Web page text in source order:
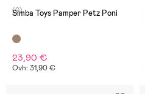
(0)
Simba Toys Pamper Petz Poni
23,90 €
Ovh: 31,90 €